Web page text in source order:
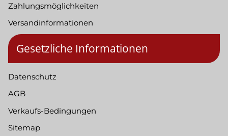
Zahlungsmöglichkeiten
Versandinformationen
Gesetzliche Informationen
Datenschutz
AGB
Verkaufs-Bedingungen
Sitemap